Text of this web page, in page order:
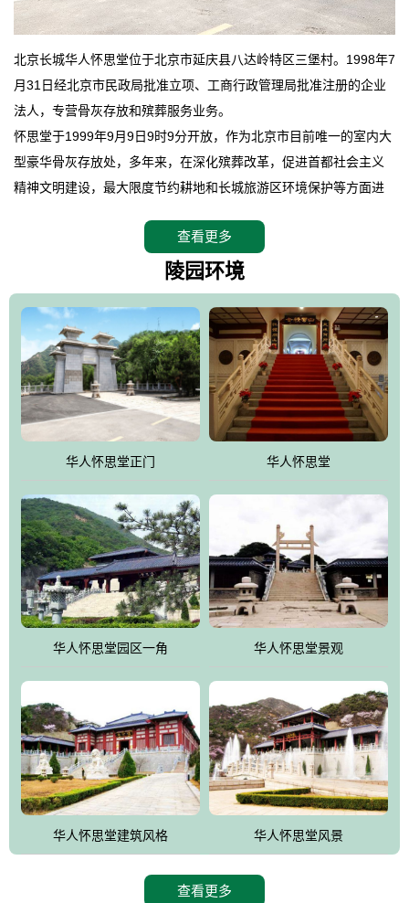
北京长城华人怀思堂位于北京市延庆县八达岭特区三堡村。1998年7
月31日经北京市民政局批准立项、工商行政管理局批准注册的企业
法人，专营骨灰存放和殡葬服务业务。
怀思堂于1999年9月9日9时9分开放，作为北京市目前唯一的室内大
型豪华骨灰存放处，多年来，在深化殡葬改革，促进首都社会主义
精神文明建设，最大限度节约耕地和长城旅游区环境保护等方面进
怀思堂辖区面积15万平方米，整体建筑面积5．8万平方米。主体建
筑有：怀思堂豪华墓室、礼祭大厅、随缘阁、百家姓觅宗长廊等。
仲、无字碑、香灯等。典型的仿秦、汉建筑风格。蓝色的琉璃瓦屋
顶，朱砂红的门、窗、柱、墙，汉白玉雕刻的雄狮、华表，花岗岩
铺成的路面和台阶，洒落其间的花卉、松柏与万里长城浑然一体、
气势宏伟、古朴端庄、别具一格。怀思堂大殿入口两侧是用蜡染技
术描绘的抽象派创意绘画，大环境中的长城文化与炎黄始祖，小环
境的绘画中的河流、山川、彩云、明月，意喻着往生者与长城同
伴，与祖宗同眠，他（她）们的思想与品德与山河同在，与日月同
辉。
怀思堂作为豪华室内骨灰存放处，将干支纪年、五行相生相克、天
人合一、太极八卦、生辰八字及生肖等有机结合到历史文化中。一
厅七千个福位分十二小区，按十二地支命名。客户选位，可依据生
肖、八字、时辰亦可参考地理方位、职业、兴趣爱好等等。堂中是
地宫陵寝式的，入口楹联选材于著名田园诗人陶渊明"亲戚或余悲，
他人亦已歌，死后何所道，托体同山阿"中的后两句。反应了回归大
雀，后玄武"的四大吉祥物铜雕挂件。
查看更多
陵园环境
华人怀思堂正门 华人怀思堂
华人怀思堂园区一角 华人怀思堂景观
华人怀思堂建筑风格 华人怀思堂风景
查看更多